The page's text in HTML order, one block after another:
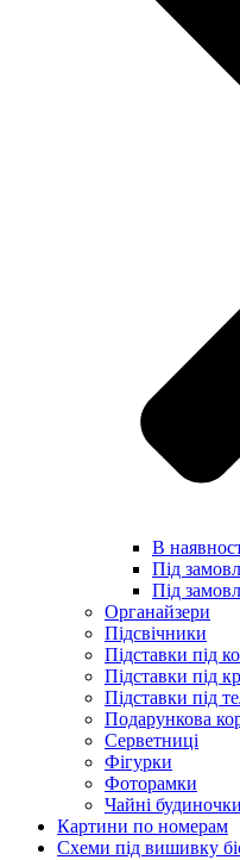
В
Під
Під
Органайзери
Підсвічники
Підставки під
Підставки під
Підставки під
Подарункова
Серветниці
Фігурки
Фоторамки
Чайні будиночки
Картини по номерам
Схеми під вишивку